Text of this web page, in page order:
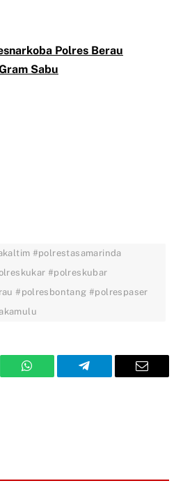
Polres Berau
Sabu
#polrestasamarinda
#polreskubar
#polresbontang #polrespaser
WhatsApp Telegram Email